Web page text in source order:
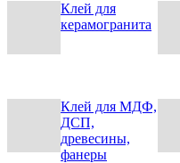
Клей для
керамогранита
Клей для МДФ,
ДСП,
древесины,
фанеры